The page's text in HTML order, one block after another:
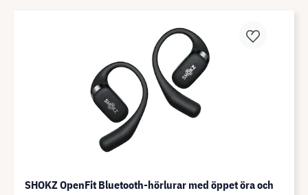
SHOKZ OpenFit Bluetooth-hörlurar med öppet öra och